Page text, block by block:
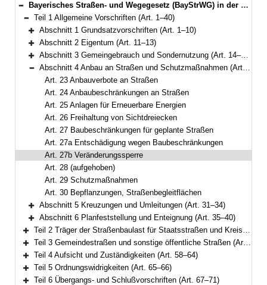
Bereich reduzieren
Bayerisches Straßen- und Wegegesetz (BayStrWG) in der Fassung der Bekanntmachung vom 5. Oktober 1981 (BayRS V S. 731) BayRS 91-1-B (Art. 1–71)
Bereich reduzieren
Teil 1 Allgemeine Vorschriften (Art. 1–40)
Bereich erweitern
Abschnitt 1 Grundsatzvorschriften (Art. 1–10)
Bereich erweitern
Abschnitt 2 Eigentum (Art. 11–13)
Bereich erweitern
Abschnitt 3 Gemeingebrauch und Sondernutzung (Art. 14–22a)
Bereich reduzieren
Abschnitt 4 Anbau an Straßen und Schutzmaßnahmen (Art. 23–30)
Art. 23 Anbauverbote an Straßen
Art. 24 Anbaubeschränkungen an Straßen
Art. 25 Anlagen für Erneuerbare Energien
Art. 26 Freihaltung von Sichtdreiecken
Art. 27 Baubeschränkungen für geplante Straßen
Art. 27a Entschädigung wegen Baubeschränkungen
Art. 27b Veränderungssperre
Art. 28 (aufgehoben)
Art. 29 Schutzmaßnahmen
Art. 30 Bepflanzungen, Straßenbegleitflächen
Bereich erweitern
Abschnitt 5 Kreuzungen und Umleitungen (Art. 31–34)
Bereich erweitern
Abschnitt 6 Planfeststellung und Enteignung (Art. 35–40)
Bereich erweitern
Teil 2 Träger der Straßenbaulast für Staatsstraßen und Kreisstraßen (Art. 41–45)
Bereich erweitern
Teil 3 Gemeindestraßen und sonstige öffentliche Straßen (Art. 46–57)
Bereich erweitern
Teil 4 Aufsicht und Zuständigkeiten (Art. 58–64)
Bereich erweitern
Teil 5 Ordnungswidrigkeiten (Art. 65–66)
Teil 6 Übergangs- und Schlußvorschriften (Art. 67–71)